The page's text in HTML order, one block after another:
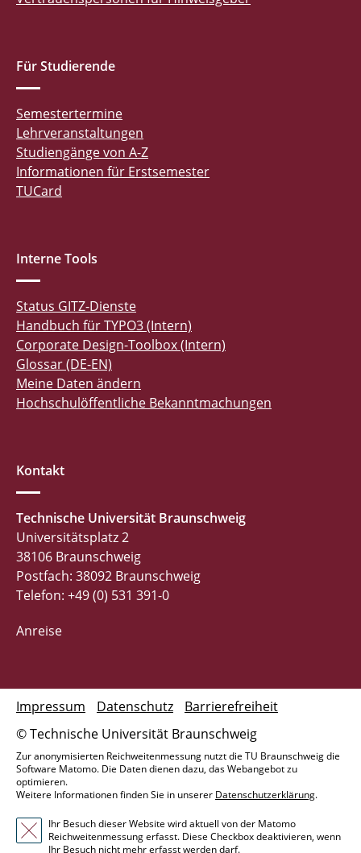
Für Studierende
Semestertermine
Lehrveranstaltungen
Studiengänge von A-Z
Informationen für Erstsemester
TUCard
Interne Tools
Status GITZ-Dienste
Handbuch für TYPO3 (Intern)
Corporate Design-Toolbox (Intern)
Glossar (DE-EN)
Meine Daten ändern
Hochschulöffentliche Bekanntmachungen
Kontakt
Technische Universität Braunschweig
Universitätsplatz 2
38106 Braunschweig
Postfach: 38092 Braunschweig
Telefon: +49 (0) 531 391-0
Anreise
© Technische Universität Braunschweig
Impressum Datenschutz Barrierefreiheit
Zur anonymisierten Reichweitenmessung nutzt die TU Braunschweig die
Software Matomo. Die Daten dienen dazu, das Webangebot zu
optimieren.
Weitere Informationen finden Sie in unserer Datenschutzerklärung.
Ihr Besuch dieser Website wird aktuell von der Matomo
Reichweitenmessung erfasst. Diese Checkbox deaktivieren, wenn
Ihr Besuch nicht mehr erfasst werden darf.